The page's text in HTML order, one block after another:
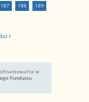
187 188
189
w
Funduszu